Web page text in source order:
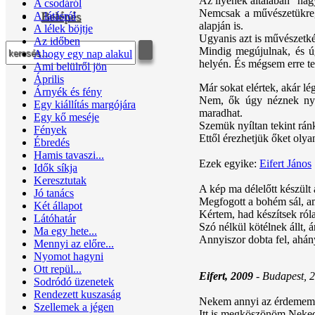
Belépés
Nemcsak a
alapján is.
Ugyanis azt is
Mindig megújulnak, és
helyén. És mégsem erre
Már sokat elértek, akár
Nem, ők úgy néznek
maradhat.
Szemük nyíltan tekint
Ettől érezhetjük őket
Ezek egyike: Eifert János
A kép ma délelőtt
Megfogott a bohém sál,
Kértem, had készítsek
Szó nélkül kötélnek állt,
Annyiszor dobta fel,
Eifert, 2009 - Budapest,
Nekem annyi az
A csodáról
A látásról
A lélek böjtje
Az időben
Ahogy egy nap alakul
Ami belülről jön
Április
Árnyék és fény
Egy kiállítás margójára
Egy kő meséje
Fények
Ébredés
Hamis tavaszi...
Idők síkja
Keresztutak
Jó tanács
Két állapot
Látóhatár
Ma egy hete...
Mennyi az előre...
Nyomot hagyni
Ott repül...
Sodródó üzenetek
Rendezett kuszaság
Szellemek a jégen